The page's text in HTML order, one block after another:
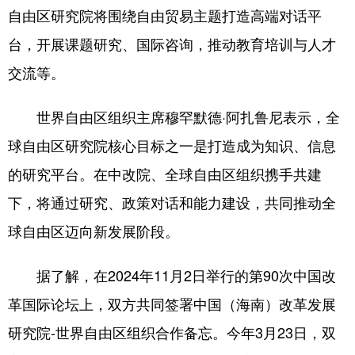
自由区研究院将围绕自由贸易主题打造高端对话平
台，开展课题研究、国际咨询，推动教育培训与人才
交流等。
世界自由区组织主席穆罕默德·阿扎鲁尼表示，全
球自由区研究院核心目标之一是打造成为知识、信息
的研究平台。在中改院、全球自由区组织携手共建
下，将通过研究、政策对话和能力建设，共同推动全
球自由区迈向新发展阶段。
据了解，在2024年11月2日举行的第90次中国改
革国际论坛上，双方共同签署中国（海南）改革发展
研究院-世界自由区组织合作备忘。今年3月23日，双